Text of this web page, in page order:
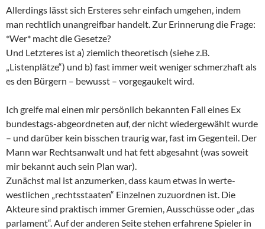
Allerdings lässt sich Ersteres sehr einfach umgehen, indem
man rechtlich unangreifbar handelt. Zur Erinnerung die Frage:
*Wer* macht die Gesetze?
Und Letzteres ist a) ziemlich theoretisch (siehe z.B.
„Listenplätze“) und b) fast immer weit weniger schmerzhaft als
es den Bürgern – bewusst – vorgegaukelt wird.
Ich greife mal einen mir persönlich bekannten Fall eines Ex
bundestags-abgeordneten auf, der nicht wiedergewählt wurde
– und darüber kein bisschen traurig war, fast im Gegenteil. Der
Mann war Rechtsanwalt und hat fett abgesahnt (was soweit
mir bekannt auch sein Plan war).
Zunächst mal ist anzumerken, dass kaum etwas in werte-
westlichen „rechtsstaaten“ Einzelnen zuzuordnen ist. Die
Akteure sind praktisch immer Gremien, Ausschüsse oder „das
parlament“. Auf der anderen Seite stehen erfahrene Spieler in